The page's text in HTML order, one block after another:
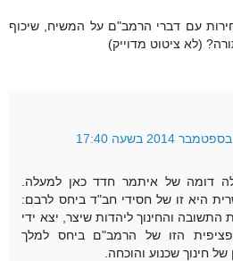
עם דברי הרמב"ם על המשיח, שיכוף
(לא ציטוט מדוייק)
דומה של איתמר חדד כאן למעלה.
היא זו של חסידי חב"ד ביחס לרבם:
והחינוך ליהדות שיצר, יצא ידי
הזו של הרמב"ם ביחס למלך
חינוך שכנוע והוכחה.